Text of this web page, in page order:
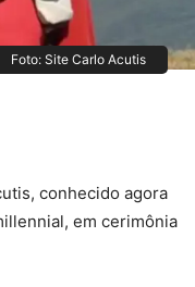
Foto: Site Carlo Acutis
conhecido agora
em cerimônia